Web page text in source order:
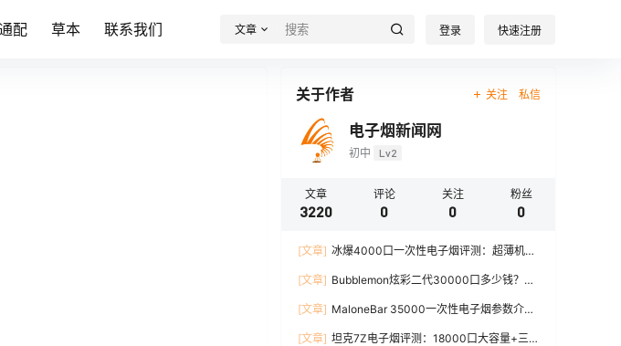
配 草本 联系我们 文章 登录 快速注册
关于作者 关注 私信
电子烟新闻网
初中 Lv2
文章
3220
评论
0
关注
0
粉丝
0
[文章] 冰爆4000口一次性电子烟评测：超薄机
[文章] Bubblemon炫彩二代30000口多少钱？最
[文章] MaloneBar 35000一次性电子烟参数介
[文章] 坦克7Z电子烟评测：18000口大容量+三